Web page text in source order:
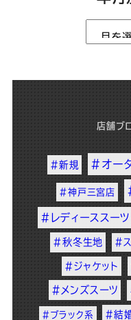
店舗ブ
#新規 #オー
#神戸三宮店
#レディーススーツ
#秋冬生地 #
#ジャケット
#メンズスーツ
#ブラック系 #結